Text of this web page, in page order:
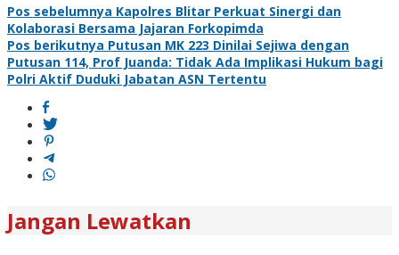
Navigasi
pos
Pos sebelumnya Kapolres Blitar Perkuat Sinergi dan
Kolaborasi Bersama Jajaran Forkopimda
Pos berikutnya Putusan MK 223 Dinilai Sejiwa dengan
Putusan 114, Prof Juanda: Tidak Ada Implikasi Hukum bagi
Polri Aktif Duduki Jabatan ASN Tertentu
Jangan Lewatkan